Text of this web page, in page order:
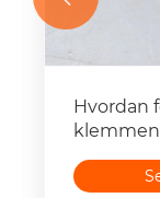
Hvorfor